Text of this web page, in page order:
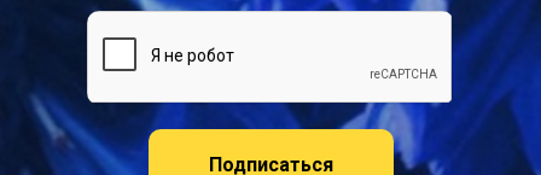
Подписаться